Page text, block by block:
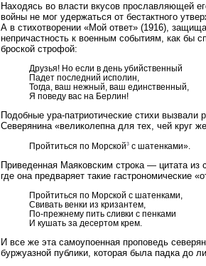
Находясь во власти вкусов прославляющей
войны не мог удержаться от бестактного
А в стихотворении «Мой ответ» (1916),
непричастность к военным событиям, как бы
броской строфой:
Друзья! Но если в день убийственный
Падет последний исполин,
Тогда, ваш нежный, ваш единственный,
Я поведу вас на Берлин!
Подобные ура-патриотические стихи вызвали
Северянина «великолепна для тех, чей круг
Пройтиться по Морской3 с шатенками».
Приведенная Маяковским строка — цитата из
где она предваряет такие гастрономические
Пройтиться по Морской с шатенками,
Свивать венки из кризантем,
По-прежнему пить сливки с пенками
И кушать за десертом крем.
И все же эта самоупоенная проповедь
буржуазной публики, которая была падка до